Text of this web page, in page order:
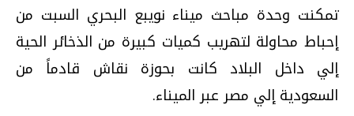
تمكنت وحدة مباحث ميناء نويبع البحري السبت من
إحباط محاولة لتهريب كميات كبيرة من الذخائر الحية
إلي داخل البلاد كانت بحوزة نقاش قادماً من
السعودية إلي مصر عبر الميناء.